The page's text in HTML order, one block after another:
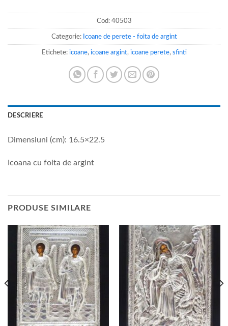
Cod: 40503
Categorie: Icoane de perete - foita de argint
Etichete: icoane, icoane argint, icoane perete, sfinti
DESCRIERE
Dimensiuni (cm): 16.5×22.5
Icoana cu foita de argint
PRODUSE SIMILARE